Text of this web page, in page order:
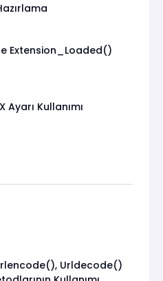
Extension_Loaded()
Ayarı Kullanımı
Urldecode()